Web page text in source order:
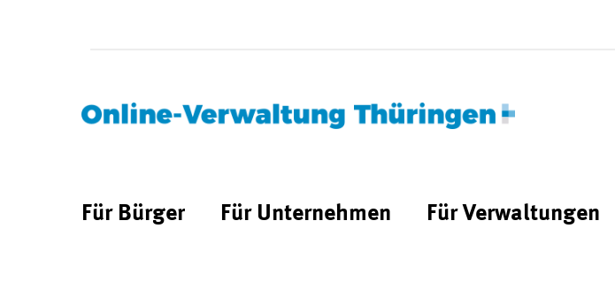
Für Bürger Für Unternehmen Für Verwaltungen